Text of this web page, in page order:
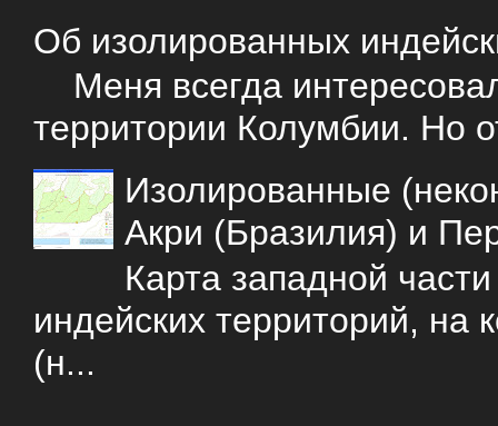
Об изолированных
Меня всегда
территории Колумбии. Но
Изолированные
Акри (Бразилия) и
Карта западной
индейских территорий, на
(н...